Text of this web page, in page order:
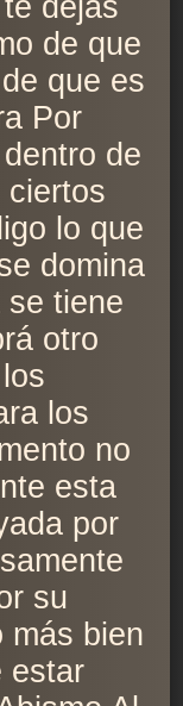
dejas
de que
que es
Por
de
ciertos
lo que
domina
se tiene
otro
los
no
esta
por
su
más bien
estar